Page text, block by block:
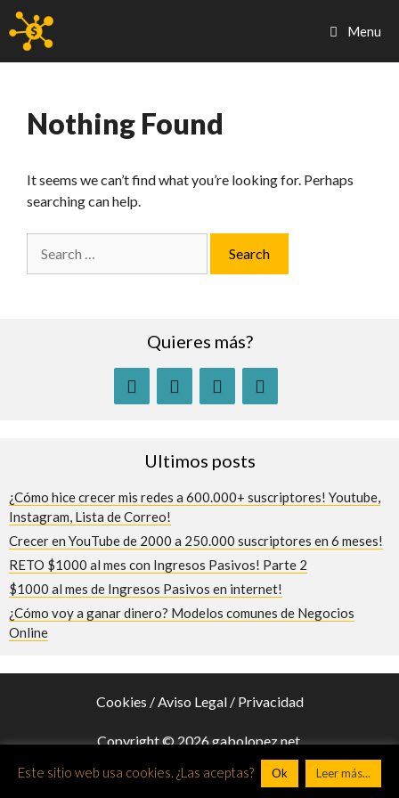
Skip
to
content
Menu
Nothing Found
It seems we can’t find what you’re looking for. Perhaps
searching can help.
for:
Quieres más?
Ultimos posts
¿Cómo hice crecer mis redes a 600.000+ suscriptores! Youtube,
Instagram, Lista de Correo!
Crecer en YouTube de 2000 a 250.000 suscriptores en 6 meses!
RETO $1000 al mes con Ingresos Pasivos! Parte 2
$1000 al mes de Ingresos Pasivos en internet!
¿Cómo voy a ganar dinero? Modelos comunes de Negocios
Online
Cookies /Aviso Legal/ Privacidad
Copyright © 2026 gabolopez.net.
Este sitio web usa cookies. ¿Las aceptas? Ok Leer más...